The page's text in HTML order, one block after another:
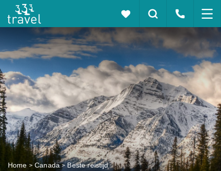
Home Canada Beste reistijd